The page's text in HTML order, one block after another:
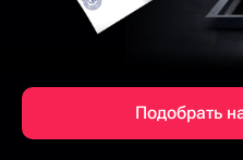
Подобрать